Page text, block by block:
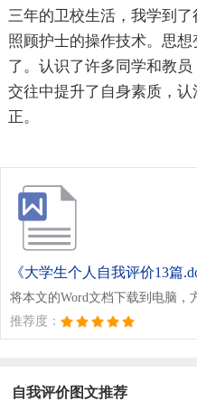
三年的卫校生活，我学到
照顾护士的操作技术。思
了。认识了许多同学和教
交往中提升了自身素质，
正。
《大学生个人自我评价13篇
将本文的Word文档下载到电脑，
推荐度：
自我评价图文推荐